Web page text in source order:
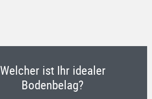
Welcher ist Ihr idealer
Bodenbelag?